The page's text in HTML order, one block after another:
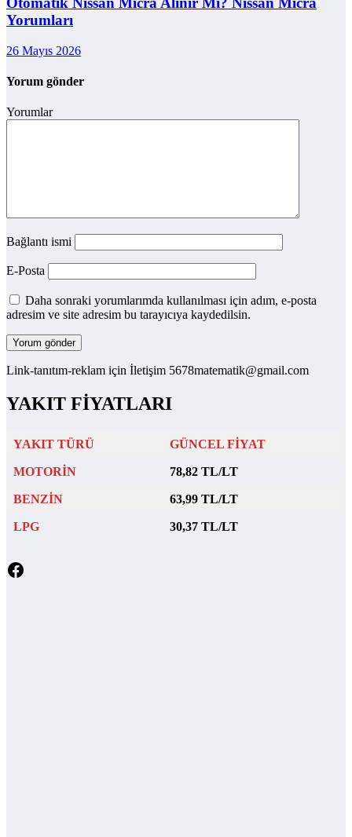
Yorumları
26 Mayıs 2026
Yorum gönder
Yorumlar
Bağlantı ismi
E-Posta
Daha sonraki yorumlarımda kullanılması için adım, e-posta
adresim ve site adresim bu tarayıcıya kaydedilsin.
Link-tanıtım-reklam için İletişim 5678matematik@gmail.com
YAKIT FİYATLARI
YAKIT TÜRÜ GÜNCEL FİYAT
MOTORİN 78,82 TL/LT
BENZİN 63,99 TL/LT
LPG 30,37 TL/LT
Facebook